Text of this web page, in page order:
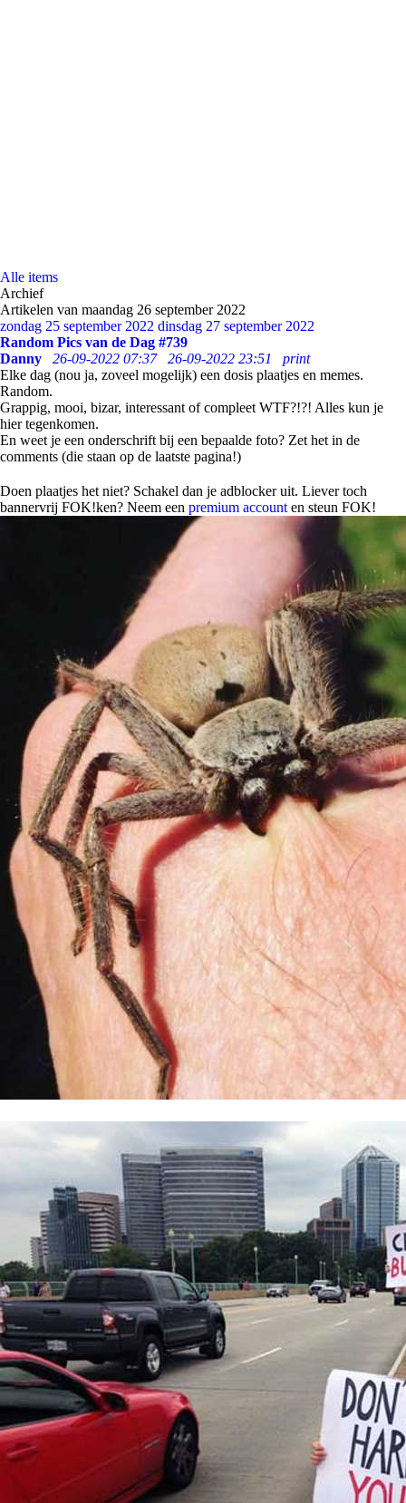
Alle items
Archief
Artikelen van maandag 26 september 2022
zondag 25 september 2022 dinsdag 27 september 2022
Random Pics van de Dag #739
Danny
26-09-2022 07:37 26-09-2022 23:51
print
Elke dag (nou ja, zoveel mogelijk) een dosis plaatjes en memes.
Random.
Grappig, mooi, bizar, interessant of compleet WTF?!?! Alles kun je
hier tegenkomen.
En weet je een onderschrift bij een bepaalde foto? Zet het in de
comments (die staan op de laatste pagina!)
Doen plaatjes het niet? Schakel dan je adblocker uit. Liever toch
bannervrij FOK!ken? Neem een premium account en steun FOK!